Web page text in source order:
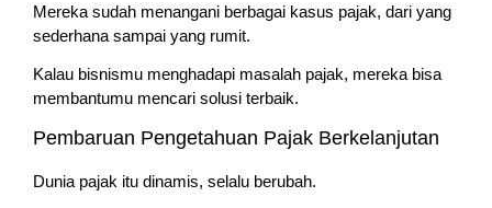
Mereka sudah menangani berbagai kasus pajak, dari yang
sederhana sampai yang rumit.
Kalau bisnismu menghadapi masalah pajak, mereka bisa
membantumu mencari solusi terbaik.
Pembaruan Pengetahuan Pajak Berkelanjutan
Dunia pajak itu dinamis, selalu berubah.